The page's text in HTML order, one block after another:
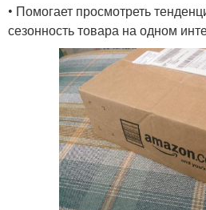
• Помогает просмотреть
сезонность товара на одном